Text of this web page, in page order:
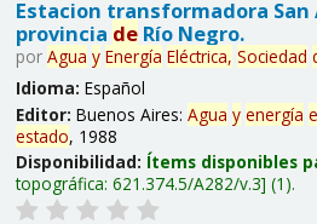
Estacion transformadora
provincia deRío Negro.
por Agua y Energía Eléctrica, Sociedad
Idioma: Español
Editor: Buenos Aires: Agua y energía
estado, 1988
Disponibilidad: Ítems disponibles
topográfica: 621.374.5/A282/v.3 (1).